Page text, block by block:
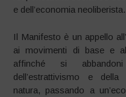
e dell’economia neoliberista.
Il Manifesto è un appello
ai movimenti di base e
affinché si
dell’estrattivismo e della
natura, passando a